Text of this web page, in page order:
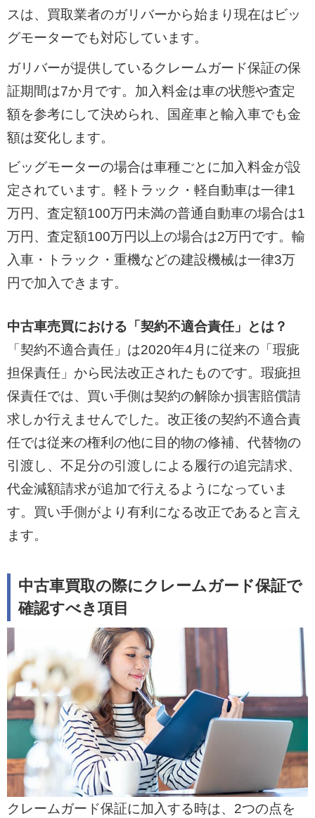
スは、買取業者のガリバーから始まり現在はビッ
グモーターでも対応しています。
ガリバーが提供しているクレームガード保証の保
証期間は7か月です。加入料金は車の状態や査定
額を参考にして決められ、国産車と輸入車でも金
額は変化します。
ビッグモーターの場合は車種ごとに加入料金が設
定されています。軽トラック・軽自動車は一律1
万円、査定額100万円未満の普通自動車の場合は1
万円、査定額100万円以上の場合は2万円です。輸
入車・トラック・重機などの建設機械は一律3万
円で加入できます。
中古車売買における「契約不適合責任」とは？
「契約不適合責任」は2020年4月に従来の「瑕疵
担保責任」から民法改正されたものです。瑕疵担
保責任では、買い手側は契約の解除か損害賠償請
求しか行えませんでした。改正後の契約不適合責
任では従来の権利の他に目的物の修補、代替物の
引渡し、不足分の引渡しによる履行の追完請求、
代金減額請求が追加で行えるようになっていま
す。買い手側がより有利になる改正であると言え
ます。
中古車買取の際にクレームガード保証で
確認すべき項目
クレームガード保証に加入する時は、2つの点を